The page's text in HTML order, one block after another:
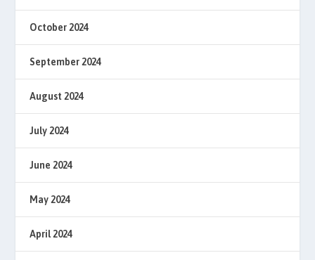
October 2024
September 2024
August 2024
July 2024
June 2024
May 2024
April 2024